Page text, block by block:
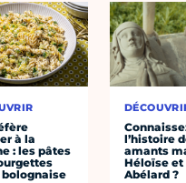
à la
: les pâtes
l’histoire
amants
Héloïse et
Abélard ?